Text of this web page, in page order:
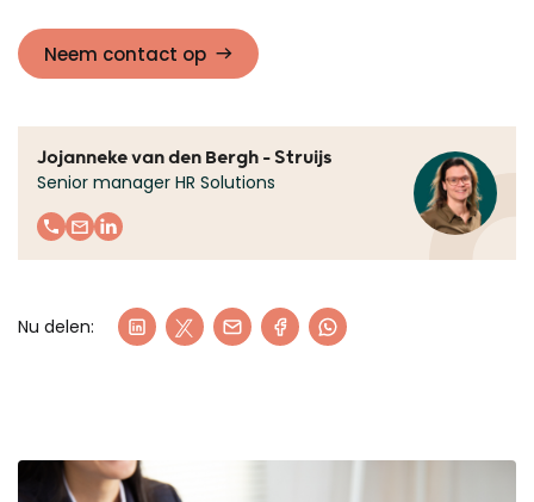
Neem contact op
Jojanneke van den Bergh - Struijs
Senior manager HR Solutions
Nu delen: